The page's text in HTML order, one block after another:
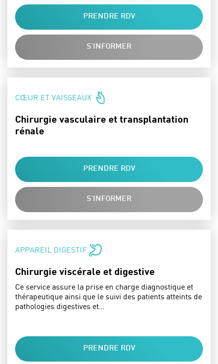
PRENDRE RDV
S'INFORMER
SPÉCIALITÉS :
CŒUR ET VAISSEAUX
Chirurgie vasculaire et transplantation
rénale
PRENDRE RDV
S'INFORMER
SPÉCIALITÉS :
APPAREIL DIGESTIF
Chirurgie viscérale et digestive
Ce service assure la prise en charge diagnostique et
thérapeutique ainsi que le suivi des patients atteints de
pathologies digestives et…
PRENDRE RDV